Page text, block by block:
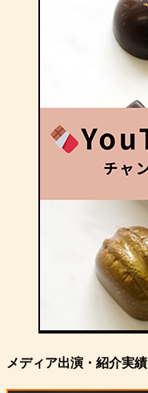
メディア出演・紹介実績